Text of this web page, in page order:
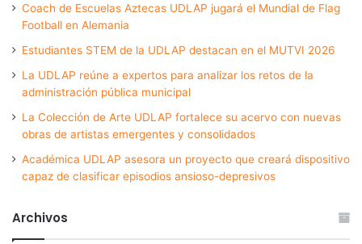
Coach de Escuelas Aztecas UDLAP jugará el Mundial de Flag
Football en Alemania
Estudiantes STEM de la UDLAP destacan en el MUTVI 2026
La UDLAP reúne a expertos para analizar los retos de la
administración pública municipal
La Colección de Arte UDLAP fortalece su acervo con nuevas
obras de artistas emergentes y consolidados
Académica UDLAP asesora un proyecto que creará dispositivo
capaz de clasificar episodios ansioso-depresivos
Archivos